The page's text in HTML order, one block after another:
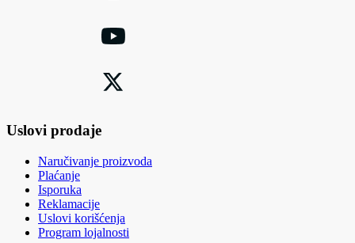
Uslovi prodaje
Naručivanje proizvoda
Plaćanje
Isporuka
Reklamacije
Uslovi korišćenja
Program lojalnosti